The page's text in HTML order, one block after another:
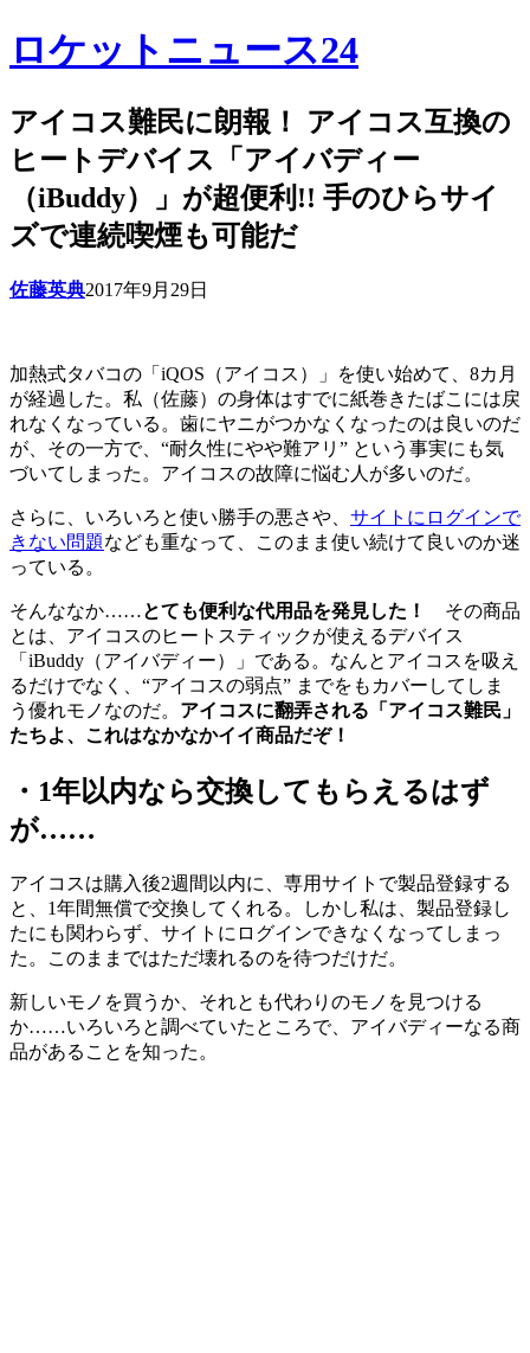
ロケットニュース24
アイコス難民に朗報！ アイコス互換の
ヒートデバイス「アイバディー
（iBuddy）」が超便利!! 手のひらサイ
ズで連続喫煙も可能だ
佐藤英典2017年9月29日
加熱式タバコの「iQOS（アイコス）」を使い始めて、8カ月
が経過した。私（佐藤）の身体はすでに紙巻きたばこには戻
れなくなっている。歯にヤニがつかなくなったのは良いのだ
が、その一方で、“耐久性にやや難アリ” という事実にも気
づいてしまった。アイコスの故障に悩む人が多いのだ。
さらに、いろいろと使い勝手の悪さや、 サイトにログインで
きない問題なども重なって、このまま使い続けて良いのか迷
っている。
そんななか……とても便利な代用品を発見した！
その商品
とは、アイコスのヒートスティックが使えるデバイス
「iBuddy（アイバディー）」である。なんとアイコスを吸え
るだけでなく、“アイコスの弱点” までをもカバーしてしま
う優れモノなのだ。 アイコスに翻弄される「アイコス難民」
たちよ、これはなかなかイイ商品だぞ！
・1年以内なら交換してもらえるはず
が……
アイコスは購入後2週間以内に、専用サイトで製品登録する
と、1年間無償で交換してくれる。しかし私は、製品登録し
たにも関わらず、サイトにログインできなくなってしまっ
た。このままではただ壊れるのを待つだけだ。
新しいモノを買うか、それとも代わりのモノを見つける
か……いろいろと調べていたところで、アイバディーなる商
品があることを知った。